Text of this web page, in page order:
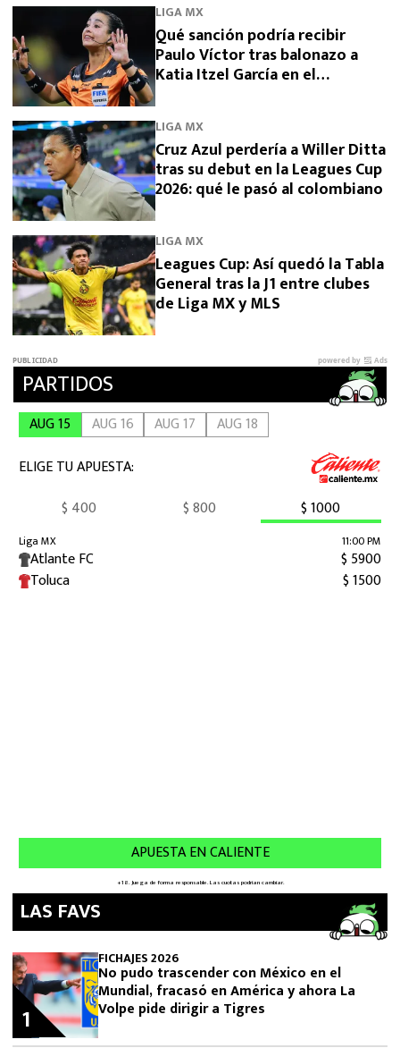
LIGA MX
Qué sanción podría recibir
Paulo Víctor tras balonazo a
Katia Itzel García en el
LIGA MX
Cruz Azul perdería a Willer Ditta
tras su debut en la Leagues Cup
2026: qué le pasó al colombiano
LIGA MX
Leagues Cup: Así quedó la Tabla
General tras la J1 entre clubes
de Liga MX y MLS
LAS FAVS
FICHAJES 2026
No pudo trascender con México en el
Mundial, fracasó en América y ahora La
Volpe pide dirigir a Tigres
1